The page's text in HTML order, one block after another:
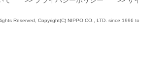
Reserved, Copyright(C) NIPPO CO., LTD. since 1996